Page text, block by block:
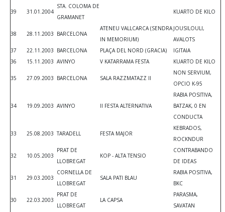
39 31.01.2004
STA. COLOMA DE
GRAMANET
KUARTO DE KILO
38 28.11.2003 BARCELONA
ATENEU VALLCARCA (SENDRA
IN MEMORIUM)
JOUSILOULI,
AVALOTS
37
22.11.2003 BARCELONA PLAÇA DEL NORD (GRACIA)
IGITAIA
36
15.11.2003 AVINYO V KATARRAMA FESTA KUARTO DE KILO
35 27.09.2003 BARCELONA SALA RAZZMATAZZ II
NON SERVIUM,
OPCIO K-95
34 19.09.2003 AVINYO II FESTA ALTERNATIVA
RABIA POSITIVA,
BATZAK, 0 EN
CONDUCTA
33 25.08.2003 TARADELL FESTA MAJOR
KEBRADOS,
ROCKNDUR
32 10.05.2003
PRAT DE
LLOBREGAT
KOP - ALTA TENSIO
CONTRABANDO
DE IDEAS
31 29.03.2003
CORNELLA DE
LLOBREGAT
SALA PATI BLAU
RABIA POSITIVA,
BKC
30 22.03.2003
PRAT DE
LLOBREGAT
LA CAPSA
PARASMA,
SAVATAN